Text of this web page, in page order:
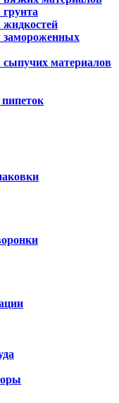
замороженных
материалов